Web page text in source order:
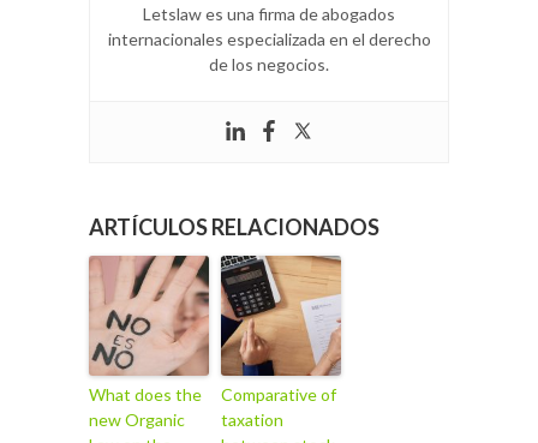
Letslaw es una firma de abogados
internacionales especializada en el derecho
de los negocios.
ARTÍCULOS RELACIONADOS
What does the
new Organic
Comparative of
taxation